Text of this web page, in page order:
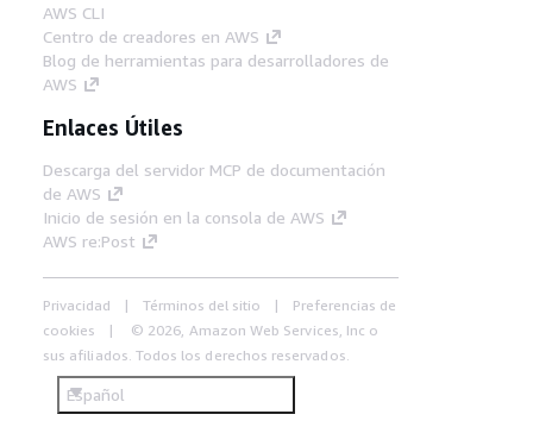
AWS CLI
Centro de creadores en AWS
Blog de herramientas para desarrolladores de
AWS
Enlaces Útiles
Descarga del servidor MCP de documentación
de AWS
Inicio de sesión en la consola de AWS
AWS re:Post
Privacidad Términos del sitio
Preferencias de
cookies
© 2026, Amazon Web Services, Inc o
sus afiliados. Todos los derechos reservados.
Español